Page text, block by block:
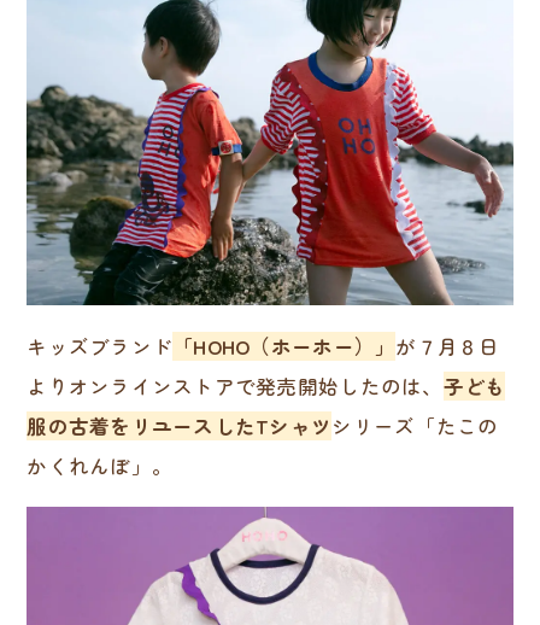
キッズブランド 「HOHO（ホーホー）」 が７月８日
よりオンラインストアで発売開始したのは、 子ども
服の古着をリユースしたTシャツ シリーズ「たこの
かくれんぼ」。